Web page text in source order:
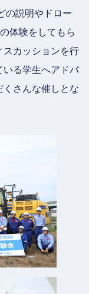
の説明やドロー
体験をしてもら
スカッションを行
いる学生へアドバ
くさんな催しとな